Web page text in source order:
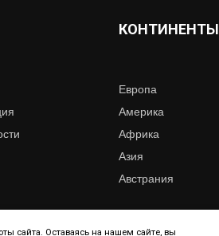
КОНТИНЕНТЫ
Европа
Америка
Африка
Азия
Австрания
сайта. Оставаясь на нашем сайте, вы